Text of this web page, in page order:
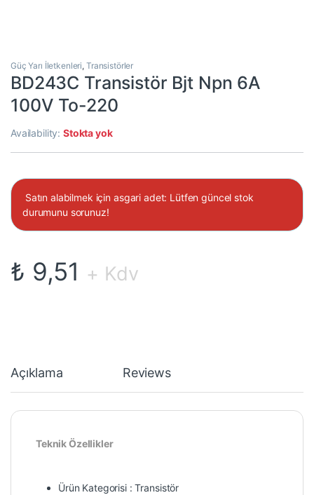
Güç Yarı İletkenleri, Transistörler
BD243C Transistör Bjt Npn 6A
100V To-220
Availability:Stokta yok
Satın alabilmek için asgari adet: Lütfen güncel stok
durumunu sorunuz!
₺ 9,51 + Kdv
Açıklama Reviews
Teknik Özellikler
Ürün Kategorisi : Transistör